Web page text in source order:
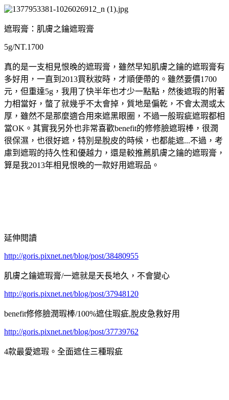
遮瑕膏：肌膚之鑰遮瑕膏
5g/NT.1700
真的是一支相見恨晚的遮瑕膏，雖然早知肌膚之鑰的遮瑕膏有
多好用，一直到2013買秋妝時，才順便帶的。雖然要價1700
元，但重達5g，我用了快半年也才少一點點，然後遮瑕的附著
力相當好，螫了就幾乎不太會掉，質地是偏乾，不會太潤或太
厚，雖然不是那麼適合用來遮黑眼圈，不過一般瑕疵遮瑕都相
當OK。其實我另外也非常喜歡benefit的修修臉遮瑕棒，很潤
很保濕，也很好遮，特別是脫皮的時候，也都能遮...不過，考
慮到遮瑕的持久性和優越力，還是較推薦肌膚之鑰的遮瑕膏，
算是我2013年相見恨晚的一款好用遮瑕品。
延伸閱讀
http://goris.pixnet.net/blog/post/38480955
肌膚之鑰遮瑕膏/一遮就是天長地久，不會變心
http://goris.pixnet.net/blog/post/37948120
benefit修修臉潤瑕棒/100%遮住瑕疵,脫皮急救好用
http://goris.pixnet.net/blog/post/37739762
4款最愛遮瑕。全面遮住三種瑕疵